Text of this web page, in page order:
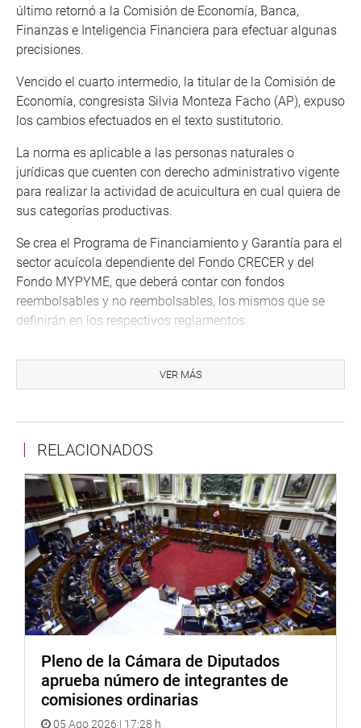
último retornó a la Comisión de Economía, Banca,
Finanzas e Inteligencia Financiera para efectuar algunas
precisiones.
Vencido el cuarto intermedio, la titular de la Comisión de
Economía, congresista Silvia Monteza Facho (AP), expuso
los cambios efectuados en el texto sustitutorio.
La norma es aplicable a las personas naturales o
jurídicas que cuenten con derecho administrativo vigente
para realizar la actividad de acuicultura en cual quiera de
sus categorías productivas.
Se crea el Programa de Financiamiento y Garantía para el
sector acuícola dependiente del Fondo CRECER y del
Fondo MYPYME, que deberá contar con fondos
reembolsables y no reembolsables, los mismos que se
definirán en los respectivos reglamentos.
renta a cargo de las personas naturales o jurídicas
perceptoras de tercera categoría, comprendidas en los
ley del Impuesto a la Renta.
Otro beneficio que se le brinda al sector es que se le
aplica hasta el 31 de diciembre de 2031, “la depreciación
para efecto de la determinación del impuesto a la renta a
razón de veinte por ciento (20%) anual del monto de las
inversiones en infraestructura acuícola, así como en
equipamiento asociado al cultivo que realizan (…)”.
OFICINA DE COMUNICACIONES
VER MÁS
RELACIONADOS
Pleno de la Cámara de Diputados
aprueba número de integrantes de
comisiones ordinarias
05 Ago 2026 | 17:28 h